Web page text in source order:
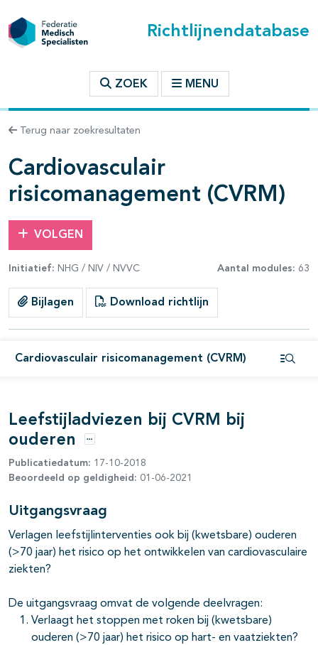
Richtlijnendatabase
ZOEK MENU
Terug naar zoekresultaten
Cardiovasculair
risicomanagement (CVRM)
VOLGEN
Initiatief: NHG / NIV / NVVC Aantal modules: 63
Bijlagen Download richtlijn
Cardiovasculair risicomanagement (CVRM)
binnen deze richtlijn
open- en dichtklappen
open- en dichtklappen
open- en dichtklappen
open- en dichtklappen
open- en dichtklappen
open- en dichtklappen
Leefstijladviezen bij CVRM bij
ouderen
Opties
Publicatiedatum: 17-10-2018
Beoordeeld op geldigheid: 01-06-2021
Uitgangsvraag
Verlagen leefstijlinterventies ook bij (kwetsbare) ouderen
(>70 jaar) het risico op het ontwikkelen van cardiovasculaire
ziekten?
De uitgangsvraag omvat de volgende deelvragen:
Verlaagt het stoppen met roken bij (kwetsbare)
ouderen (>70 jaar) het risico op hart- en vaatziekten?